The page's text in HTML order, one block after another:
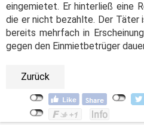
eingemietet. Er hinterließ eine
die er nicht bezahlte. Der Täter
bereits mehrfach in
gegen den Einmietbetrüger
Zurück